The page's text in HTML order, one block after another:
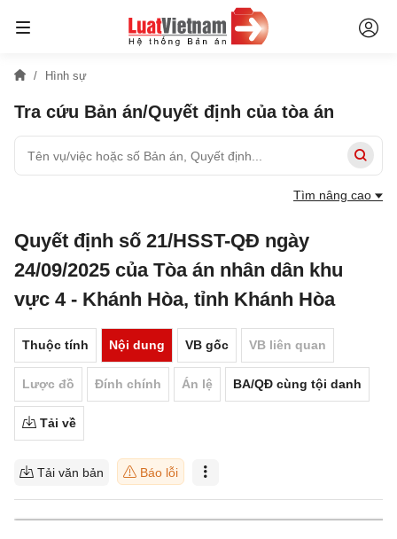
Hình sự
Tra cứu Bản án/Quyết định của tòa án
Tìm nâng cao
Quyết định số 21/HSST-QĐ ngày
24/09/2025 của Tòa án nhân dân khu
vực 4 - Khánh Hòa, tỉnh Khánh Hòa
Thuộc tính Nội dung VB gốc VB liên quan
Lược đồ Đính chính Án lệ BA/QĐ cùng tội danh
Tải về
Tải văn bản Báo lỗi